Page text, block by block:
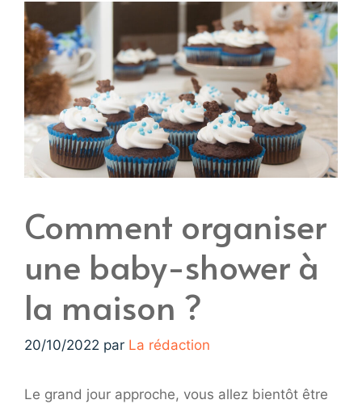
Comment organiser
une baby-shower à
la maison ?
20/10/2022 par La rédaction
Le grand jour approche, vous allez bientôt être